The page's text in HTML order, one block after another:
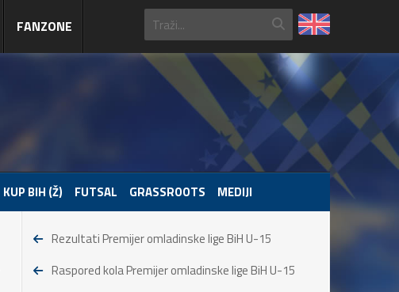
FANZONE
KUP BIH (Ž) FUTSAL GRASSROOTS MEDIJI
Rezultati Premijer omladinske lige BiH U-15
Raspored kola Premijer omladinske lige BiH U-15